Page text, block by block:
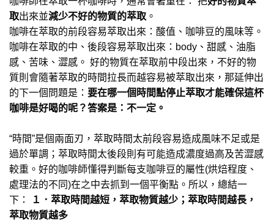
取出來並減少不好的物質的萃取 。
咖啡在萃取的前段容易萃取出來：酸值、咖啡豆的風味等。
咖啡在萃取的中、後段容易萃取出來：body、甜感、油脂
感、苦味、澀感。 好的物質在萃取前中段出來，不好的物
質則會隨著萃取的時間拉長而越容易被萃取出來，那延伸出
的下一個問題是： 要在哪一個時間點停止萃取才能確保這杯
咖啡是好喝的呢？答案是：不一定。
“時間”是個兩面刃，萃取時間太前段容易造成風味不足或是
過於單調；萃取時間太後段則有可能造成濃度過高及苦澀感
較重。好的咖啡師懂得判斷每支咖啡豆的屬性(烘焙程度、
處理法的不同)在之中去抓到一個平衡點。所以，總結一
下：
１．萃取時間越短，萃取物質越少；萃取時間越長，
萃取物質越多